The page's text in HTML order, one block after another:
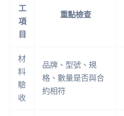
工
項
目
重點檢查
材
料
驗
收
品牌、型號、規
格、數量是否與合
約相符